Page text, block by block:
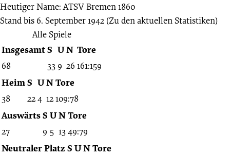
Heutiger Name: ATSV Bremen 1860
Stand bis 6. September 1942 (Zu den aktuellen Statistiken)
Alle Spiele
InsgesamtS UN Tore
68 33 9 26 161:159
HeimS UNTore
38 224 12109:78
AuswärtsS UNTore
27 9 5 1349:79
Neutraler Platz S UNTore